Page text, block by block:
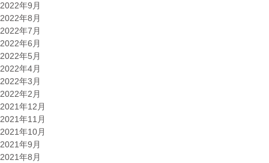
2022年9月
2022年8月
2022年7月
2022年6月
2022年5月
2022年4月
2022年3月
2022年2月
2021年12月
2021年11月
2021年10月
2021年9月
2021年8月